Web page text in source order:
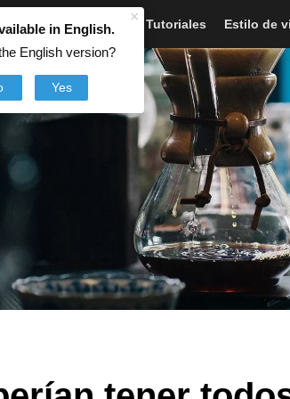
×
in English.
English version?
Yes
Artículos Noticias Tutoriales Estilo de